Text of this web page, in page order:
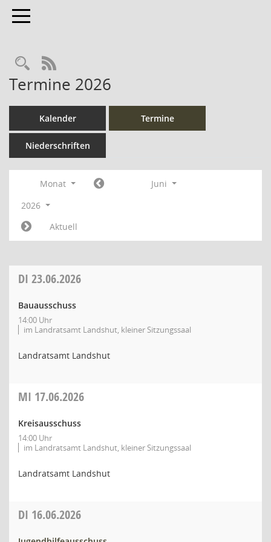
Toggle navigation
Rechercheauswahl
RSS-Feed
Termine 2026
Kalender Termine
Niederschriften
Monat
Juni
2026
Aktuell
DI 23.06.2026
Bauausschuss
14:00 Uhr
im Landratsamt Landshut, kleiner Sitzungssaal
Landratsamt Landshut
MI 17.06.2026
Kreisausschuss
14:00 Uhr
im Landratsamt Landshut, kleiner Sitzungssaal
Landratsamt Landshut
DI 16.06.2026